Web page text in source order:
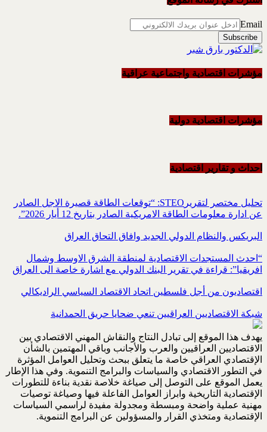
Email
مؤشرات اقتصادية واجتماعية عراقية
مؤشرات اقتصادية دولية
احداث و تقاریر اقتصادیة
تحليل مختصر لتقريرSTEO‏: “توقعات الطاقة قصيرة الاجل الصادر
عن ادارة معلومات الطاقة الامريكية ‏الصادر بتاريخ 12 أيار 2026”.‏
البريكس والنظام الدولي الجديد وافاق التحاق العراق
“احدث المستجدات الاقتصادية لمنطقة الشرق الاوسط وشمال
افريقيا”: قراءة في تقرير البنك الدولي مع اشارة خاصة الى العراق
اقتصاديون من أجل فلسطين اتحاد الاقتصاد السياسي الراديكالي
شبكة الاقتصاديين العراقيين تنعي ضحايا حريق الحمدانية
يهدف هذا الموقع إلى تبادل النتاج والنقاش المهني الاقتصادي بين
الاقتصاديين العراقيين والعرب والأجانب وباقي المهتمين بالشأن
الإقتصادي العراقي خاصة ما يتعلق ببحث وتحليل العوامل المؤثرة
في التطور الاقتصادي والسياسات والبرامج التنموية. وفي هذا الإطار
يعمل الموقع على التوصل إلى صياغة خلاصة نقدية بناءة للتطورات
الإقتصادية التاريخية وابراز العوامل الفاعلة فيها وصياغة توصيات
مهنية عملية واضحة ومبسطة ومجدولة مفيدة لراسمي السياسات
الإقتصادية ومتخذي القرار والمسؤولين عن البرامج التنموية.